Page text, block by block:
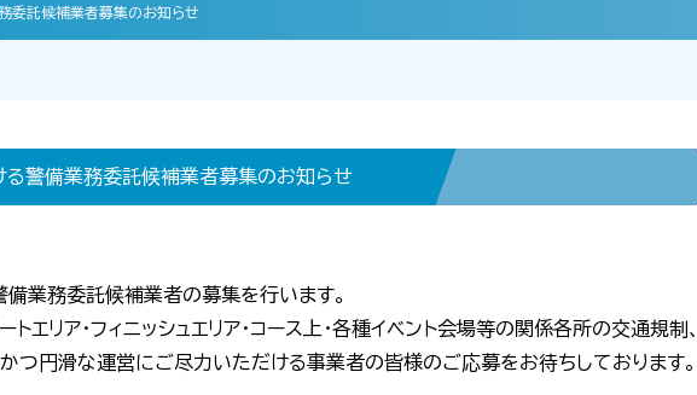
委託候補業者募集のお知らせ
警備業務委託候補業者募集のお知らせ
備業務委託候補業者の募集を行います。
リア・フィニッシュエリア・コース上・各種イベント会場等の関係各所の交通規制、
つ円滑な運営にご尽力いただける事業者の皆様のご応募をお待ちしております。